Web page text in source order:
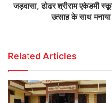
जड़वासा, ढोढर श्रीराम एकेडमी
उत्साह के साथ
Related Articles